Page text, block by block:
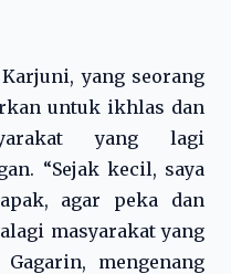
yang seorang
untuk ikhlas dan
yang lagi
“Sejak kecil, saya
agar peka dan
masyarakat yang
mengenang